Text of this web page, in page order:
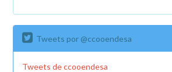
Tweets por @ccooendesa
Tweets de ccooendesa